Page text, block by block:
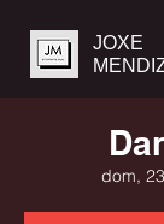
JOXE
dom,